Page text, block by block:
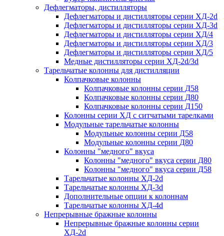
Дефлегматоры, дистилляторы
Дефлегматоры и дистилляторы серии ХД-2d
Дефлегматоры и дистилляторы серии ХД-3d
Дефлегматоры и дистилляторы серии ХД/4
Дефлегматоры и дистилляторы серии ХД/3
Дефлегматоры и дистилляторы серии ХД/5
Медные дистилляторы серии ХД-2d/3d
Тарельчатые колонны для дистилляции
Колпачковые колонны
Колпачковые колонны серии Д58
Колпачковые колонны серии Д80
Колпачковые колонны серии Д150
Колонны серии ХД с ситчатыми тарелками
Модульные тарельчатые колонны
Модульные колонны серии Д58
Модульные колонны серии Д80
Колонны "медного" вкуса
Колонны "медного" вкуса серии Д80
Колонны "медного" вкуса серии Д58
Тарельчатые колонны ХД-2d
Тарельчатые колонны ХД-3d
Дополнительные опции к колоннам
Тарельчатые колонны ХД-4d
Непрерывные бражные колонны
Непрерывные бражные колонны серии
ХД-2d